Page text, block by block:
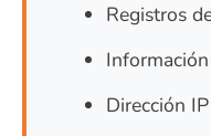
Registros
Dirección IP